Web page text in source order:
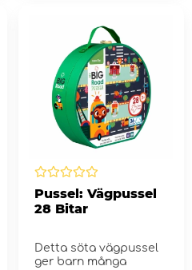
Pussel: Vägpussel
28 Bitar
Detta söta vägpussel
ger barn många